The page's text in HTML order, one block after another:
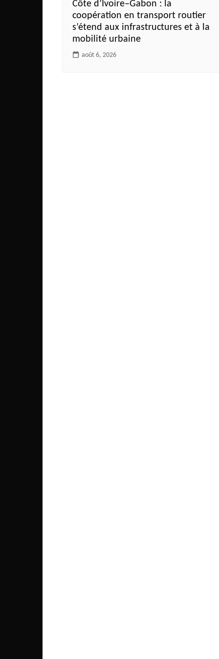
Côte d’Ivoire–Gabon : la
coopération en transport routier
s’étend aux infrastructures et à la
mobilité urbaine
août 6, 2026